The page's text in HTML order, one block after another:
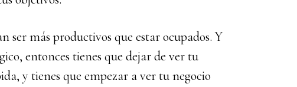
ser más productivos que estar ocupados. Y
entonces tienes que dejar de ver tu
y tienes que empezar a ver tu negocio